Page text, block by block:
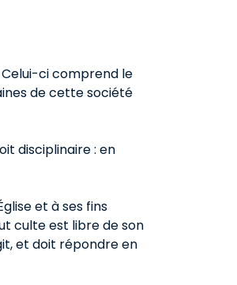
ci comprend le
de cette société
disciplinaire : en
et à ses fins
culte est libre de son
et doit répondre en